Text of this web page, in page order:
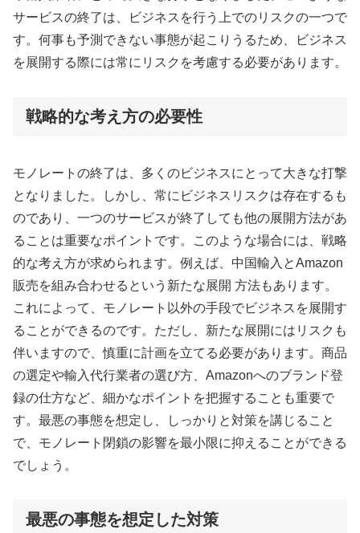
サービスの終了は、ビジネスを行う上でのリスクの一つで
す。何事も予測できない事態が起こりうるため、ビジネス
を展開する際には常にリスクを考慮する必要があります。
戦略的な考え方の必要性
モノレートの終了は、多くのビジネスにとって大きな打撃
となりました。しかし、常にビジネスリスクは存在するも
のであり、一つのサービスが終了しても他の展開方法があ
ることは重要なポイントです。このような場合には、戦略
的な考え方が求められます。例えば、中国輸入とAmazon
販売を組み合わせるという新たな展開 方法もあります。
これによって、モノレート以外の手段でビジネスを展開す
ることができるのです。ただし、新たな展開にはリスクも
伴いますので、慎重に計画を立てる必要があります。商品
の選定や輸入代行業者の選び方、Amazonへのブランド登
録の仕方など、細かなポイントを把握することも重要で
す。最悪の事態を想定し、しっかりと対策を講じること
で、モノレート閉鎖の影響を最小限に抑えることができる
でしょう。
最悪の事態を想定した対策